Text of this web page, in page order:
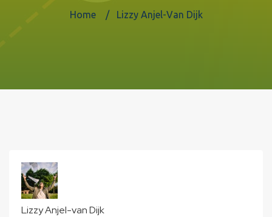
Home Lizzy Anjel-Van Dijk
Lizzy Anjel-van Dijk